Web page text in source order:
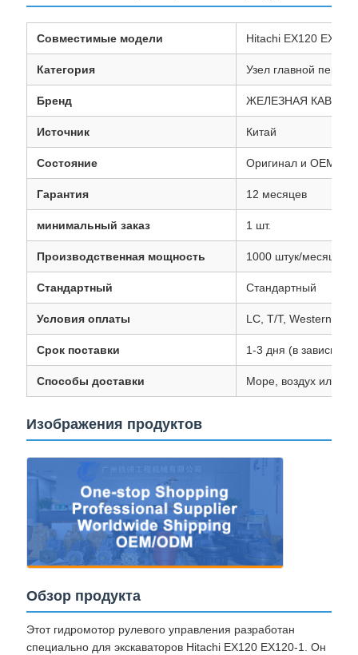
Совместимые модели Hitachi EX120
Категория Узел главной
Бренд ЖЕЛЕЗНАЯ
Источник Китай
Состояние Оригинал и OEM
Гарантия 12 месяцев
минимальный заказ 1 шт.
Производственная мощность 1000 штук/месяц
Стандартный Стандартный
Условия оплаты LC, T/T, Western
Срок поставки 1-3 дня (в
Способы доставки Море, воздух или
Изображения продуктов
Обзор продукта
Этот гидромотор рулевого управления разработан
специально для экскаваторов Hitachi EX120 EX120-1. Он